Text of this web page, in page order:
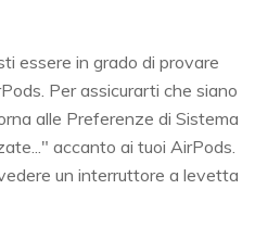
essere in grado di provare
Per assicurarti che siano
alle Preferenze di Sistema
accanto ai tuoi AirPods.
un interruttore a levetta